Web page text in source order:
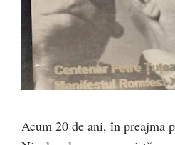
Acum 20 de ani, în preajma